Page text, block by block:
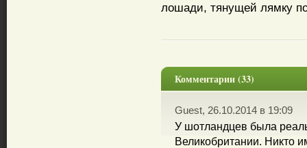
лошади, тянущей лямку
Комментарии (33)
Guest, 26.10.2014 в 19:09
У шотландцев была
Великобритании. Никто